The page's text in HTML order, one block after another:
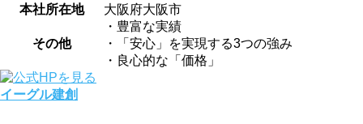
本社所在地
大阪府大阪市
その他
・豊富な実績
・「安心」を実現する3つの強み
・良心的な「価格」
イーグル建創